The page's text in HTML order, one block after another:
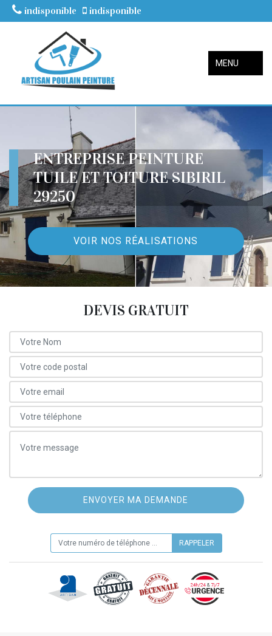
indisponible indisponible
MENU
ENTREPRISE PEINTURE
TUILE ET TOITURE SIBIRIL
29250
VOIR NOS RÉALISATIONS
DEVIS GRATUIT